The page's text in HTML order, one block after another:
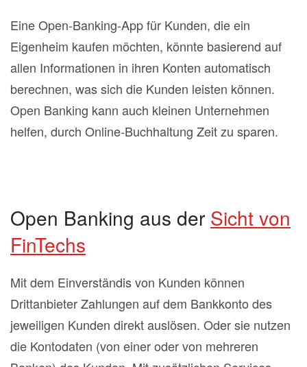
Eine Open-Banking-App für Kunden, die ein
Eigenheim kaufen möchten, könnte basierend auf
allen Informationen in ihren Konten automatisch
berechnen, was sich die Kunden leisten können.
Open Banking kann auch kleinen Unternehmen
helfen, durch Online-Buchhaltung Zeit zu sparen.
Open Banking aus der Sicht von
FinTechs
Mit dem Einverständis von Kunden können
Drittanbieter Zahlungen auf dem Bankkonto des
jeweiligen Kunden direkt auslösen. Oder sie nutzen
die Kontodaten (von einer oder von mehreren